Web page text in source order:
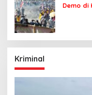
Demo di
Kriminal